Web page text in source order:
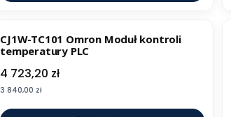
CJ1W-TC101 Omron Moduł kontroli
temperatury PLC
Cena
4 723,20 zł
Cena
3 840,00 zł